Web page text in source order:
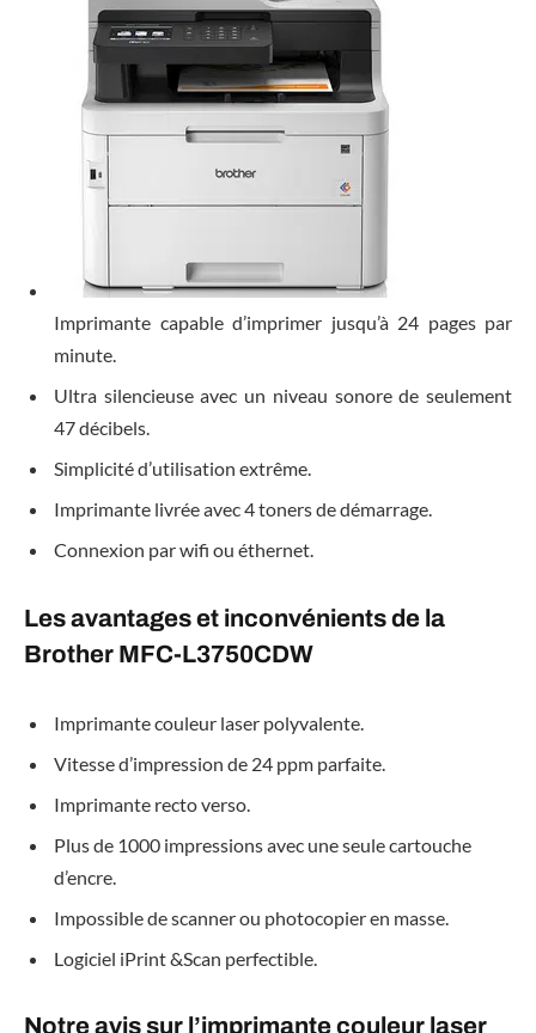
Imprimante capable d’imprimer jusqu’à 24 pages par
minute.
Ultra silencieuse avec un niveau sonore de seulement
47 décibels.
Simplicité d’utilisation extrême.
Imprimante livrée avec 4 toners de démarrage.
Connexion par wifi ou éthernet.
Les avantages et inconvénients de la
Brother MFC-L3750CDW
Imprimante couleur laser polyvalente.
Vitesse d’impression de 24 ppm parfaite.
Imprimante recto verso.
Plus de 1000 impressions avec une seule cartouche
d’encre.
Impossible de scanner ou photocopier en masse.
Logiciel iPrint &Scan perfectible.
Notre avis sur l’imprimante couleur laser